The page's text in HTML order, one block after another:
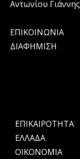
Αντωνίου Γιάννης
ΕΠΙΚΟΙΝΩΝΙΑ
ΔΙΑΦΗΜΙΣΗ
ΕΠΙΚΑΙΡΟΤΗΤΑ
ΕΛΛΑΔΑ
OIKONOMIA